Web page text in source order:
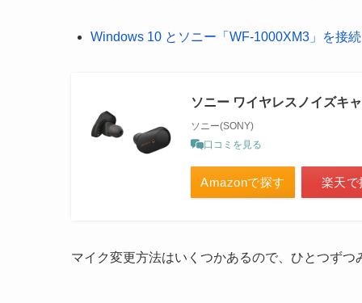
Windows 10 とソニー「WF-1000XM3」を接
ソニー ワイヤレスノイズキ
ソニー(SONY)
口コミを見る
Amazonで探す 楽天で
マイク変更方法はいくつかあるので、ひとつずつ